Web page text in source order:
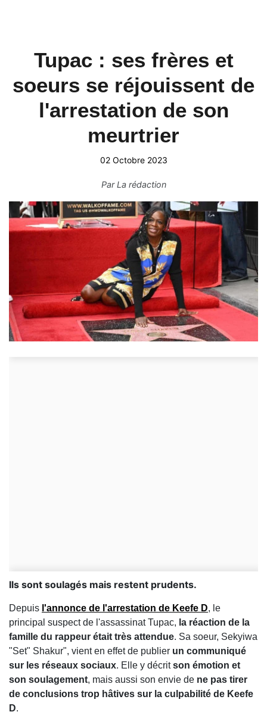
Tupac : ses frères et
soeurs se réjouissent de
l'arrestation de son
meurtrier
02 Octobre 2023
ParLa rédaction
Ils sont soulagés mais restent prudents.
Depuis l'annonce de l'arrestation de Keefe D, le
principal suspect de l'assassinat Tupac, la réaction de la
famille du rappeur était très attendue. Sa soeur, Sekyiwa
"Set" Shakur", vient en effet de publier un communiqué
sur les réseaux sociaux. Elle y décritson émotion et
son soulagement, mais aussi son envie de ne pas tirer
de conclusions trop hâtives sur la culpabilité de Keefe
D.